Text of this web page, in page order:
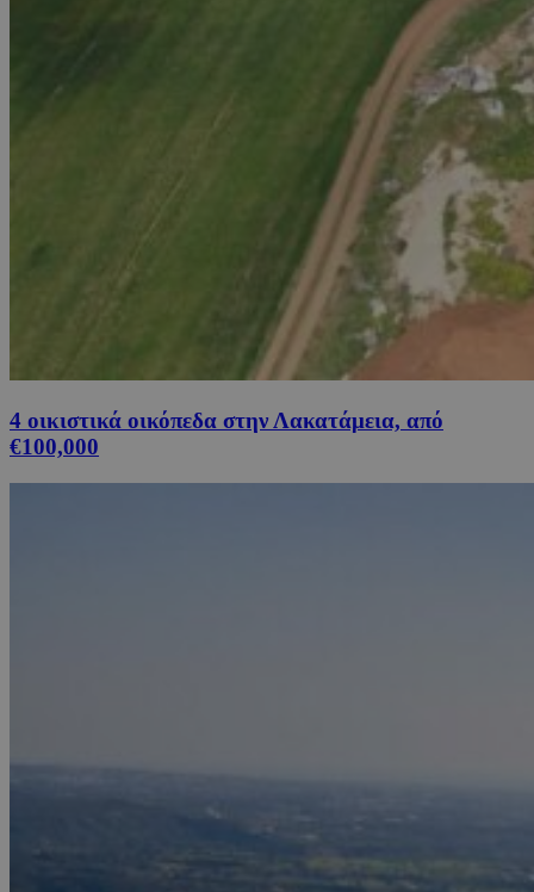
4 οικιστικά οικόπεδα στην Λακατάμεια, από
€100,000